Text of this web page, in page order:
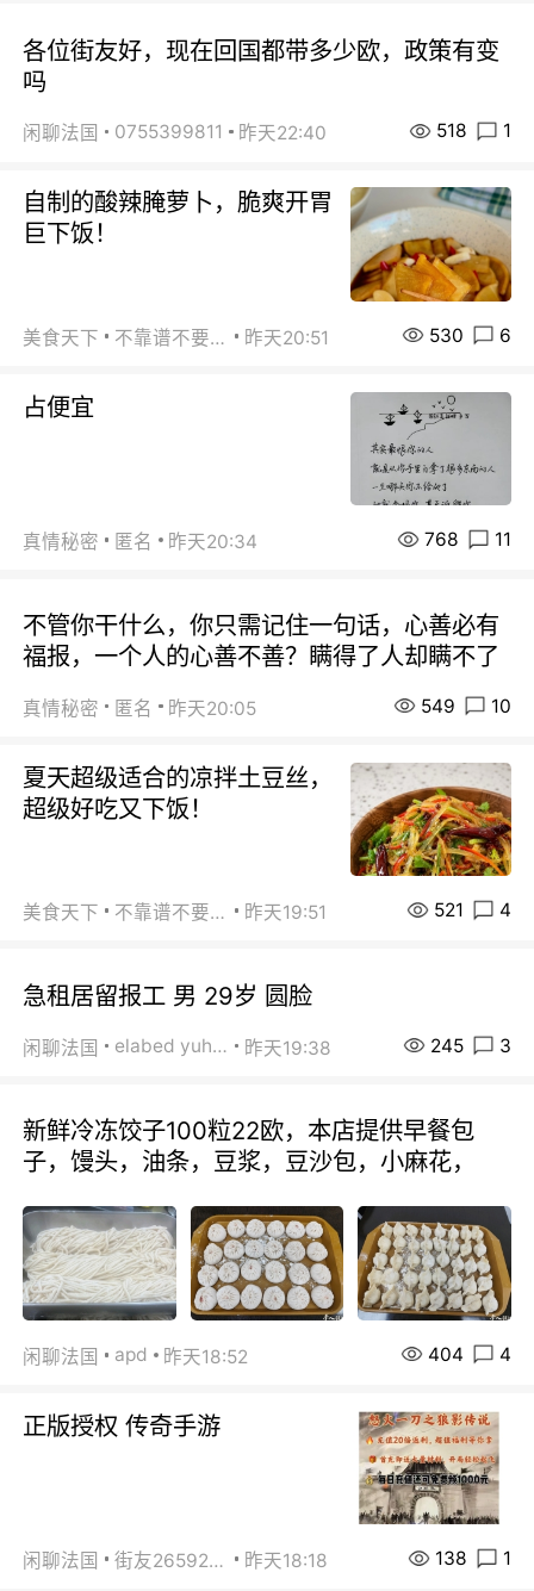
各位街友好，现在回国都带多少欧，政策有变
吗
闲聊法国 0755399811 昨天22:40 518 1
自制的酸辣腌萝卜，脆爽开胃
巨下饭！
美食天下 不靠谱不要联系 昨天20:51 530 6
占便宜
真情秘密 匿名 昨天20:34 768 11
不管你干什么，你只需记住一句话，心善必有
福报，一个人的心善不善？瞒得了人却瞒不了
真情秘密 匿名 昨天20:05 549 10
夏天超级适合的凉拌土豆丝，
超级好吃又下饭！
美食天下 不靠谱不要联系 昨天19:51 521 4
急租居留报工 男 29岁 圆脸
闲聊法国 elabed yuhua 昨天19:38 245 3
新鲜冷冻饺子100粒22欧，本店提供早餐包
子，馒头，油条，豆浆，豆沙包，小麻花，
闲聊法国 apd 昨天18:52 404 4
正版授权 传奇手游
闲聊法国 街友26592800 昨天18:18 138 1